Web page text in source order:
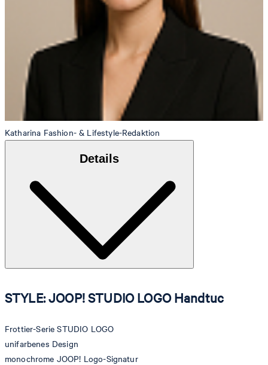
Katharina Fashion- & Lifestyle-Redaktion
Details
STYLE: JOOP! STUDIO LOGO Handtuc
Frottier-Serie STUDIO LOGO
unifarbenes Design
monochrome JOOP! Logo-Signatur